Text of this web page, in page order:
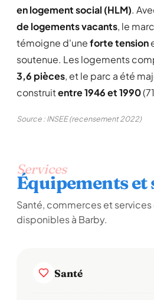
en logement social (HLM).
de logements vacants, le
témoigne d'uneforte tension
soutenue. Les logements
3,6 pièces, et le parc a été
construitentre 1946 et 1990
Source : INSEE (recensement 2022)
Services
Équipements et
Santé, commerces et
disponibles à Barby.
Santé